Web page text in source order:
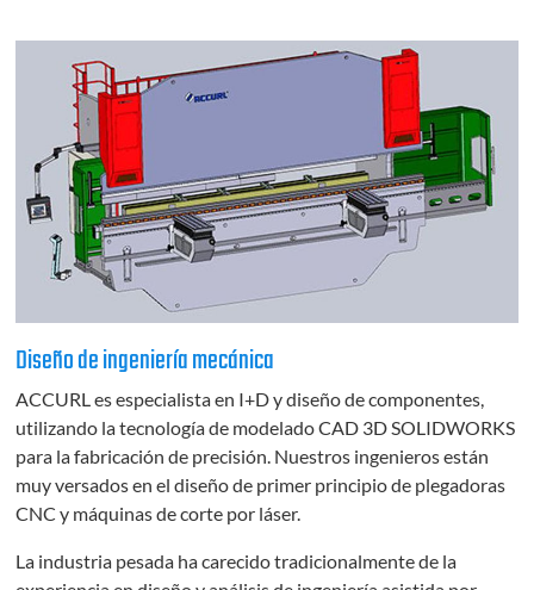
Diseño de ingeniería mecánica
ACCURL es especialista en I+D y diseño de componentes,
utilizando la tecnología de modelado CAD 3D SOLIDWORKS
para la fabricación de precisión. Nuestros ingenieros están
muy versados en el diseño de primer principio de plegadoras
CNC y máquinas de corte por láser.
La industria pesada ha carecido tradicionalmente de la